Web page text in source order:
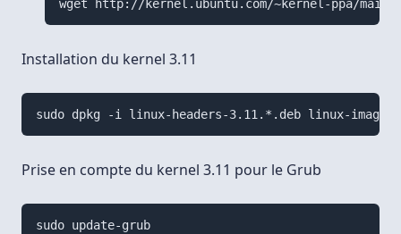
Installation du kernel 3.11
Prise en compte du kernel 3.11 pour le Grub
sudo update-grub